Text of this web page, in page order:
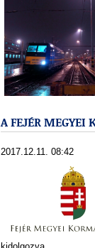
A FEJÉR MEGYEI
2017.12.11. 08:42